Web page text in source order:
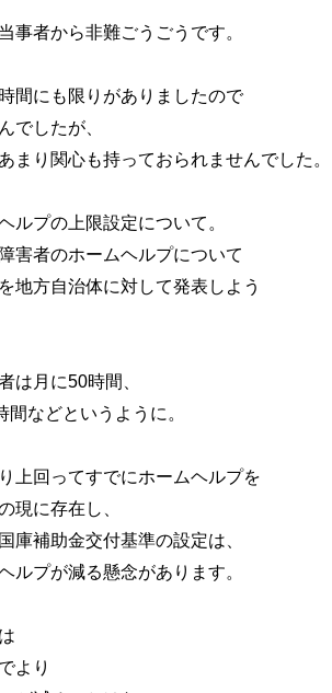
者から非難ごうごうです。
にも限りがありましたので
したが、
り関心も持っておられませんでした。
プの上限設定について。
者のホームヘルプについて
方自治体に対して発表しよう
月に50時間、
どというように。
回ってすでにホームヘルプを
に存在し、
補助金交付基準の設定は、
プが減る懸念があります。
より